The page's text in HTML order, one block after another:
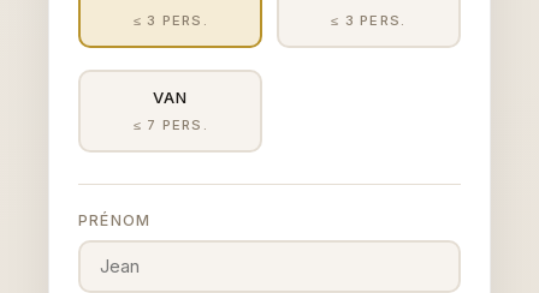
≤ 3 PERS. ≤ 3 PERS.
VAN
≤ 7 PERS.
PRÉNOM